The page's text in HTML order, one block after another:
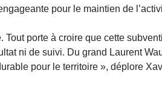
pour le maintien de
Tout porte à croire que cette
ni de suivi. Du grand Laurent
pour le territoire », déplore